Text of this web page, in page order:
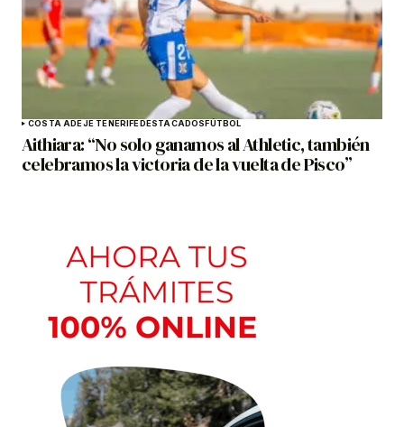
COSTA ADEJE TENERIFEDESTACADOSFÚTBOL
Aithiara: “No solo ganamos al Athletic, también
celebramos la victoria de la vuelta de Pisco”